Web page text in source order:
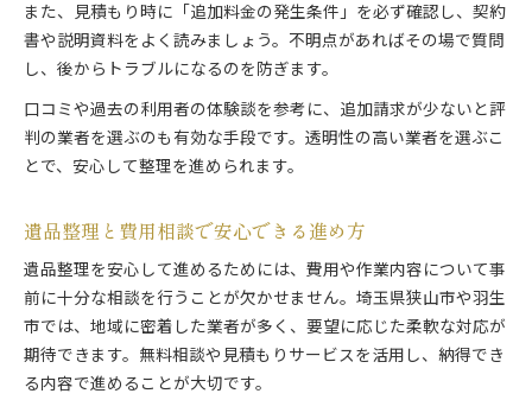
また、見積もり時に「追加料金の発生条件」を必ず確認し、契約
書や説明資料をよく読みましょう。不明点があればその場で質問
し、後からトラブルになるのを防ぎます。
口コミや過去の利用者の体験談を参考に、追加請求が少ないと評
判の業者を選ぶのも有効な手段です。透明性の高い業者を選ぶこ
とで、安心して整理を進められます。
遺品整理と費用相談で安心できる進め方
遺品整理を安心して進めるためには、費用や作業内容について事
前に十分な相談を行うことが欠かせません。埼玉県狭山市や羽生
市では、地域に密着した業者が多く、要望に応じた柔軟な対応が
期待できます。無料相談や見積もりサービスを活用し、納得でき
る内容で進めることが大切です。